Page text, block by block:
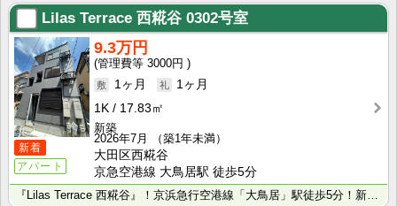
Lilas Terrace 西糀谷 0302号室
新着
アパート
9.3万円
3000円
1ヶ月
1ヶ月
1K
17.83㎡
新築
2026年7月
（築1年未満）
大田区西糀谷
京急空港線 大鳥居駅 徒歩5分